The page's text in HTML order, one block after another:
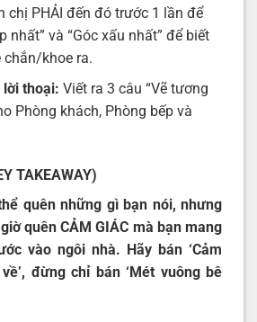
chị PHẢI đến đó trước 1 lần để
nhất” và “Góc xấu nhất” để biết
khoe ra.
lời thoại: Viết ra 3 câu “Vẽ tương
Phòng khách, Phòng bếp và
TAKEAWAY)
quên những gì bạn nói, nhưng
quên CẢM GIÁC mà bạn mang
vào ngôi nhà. Hãy bán ‘Cảm
đừng chỉ bán ‘Mét vuông bê